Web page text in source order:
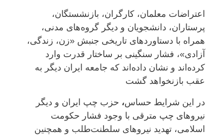
اعتراضات معلمان، کارگران، بازنشستگان،
پرستاران، دانشجویان و دیگر گروه‌های مدنی،
همراه با دستاوردهای تاریخی جنبش «زن، زندگی،
آزادی»، فشار سنگینی بر ساختار قدرت وارد
کرده‌اند و نشان داده‌اند که جامعه ایران دیگر به
عقب بازنخواهد گشت
در این شرایط حساس، حزب چپ ایران و دیگر
نیروهای چپ مترقی با وجود فشار حکومت
اسلامی، تهدید نیروهای سلطنت‌طلب و همچنین